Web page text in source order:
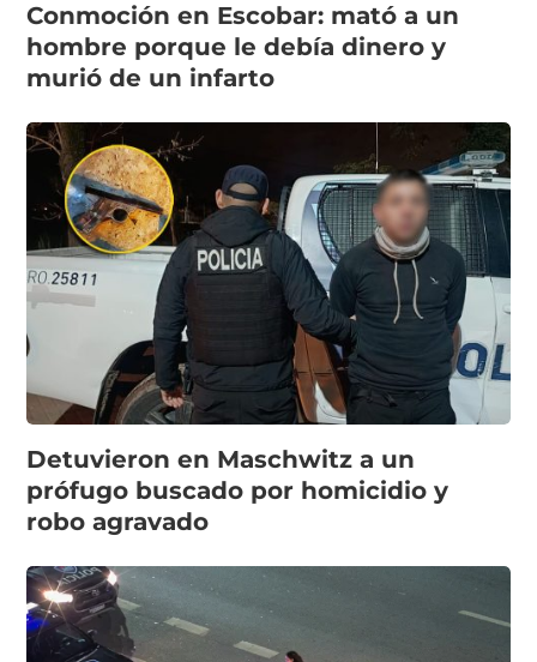
Conmoción en Escobar: mató a un
hombre porque le debía dinero y
murió de un infarto
Detuvieron en Maschwitz a un
prófugo buscado por homicidio y
robo agravado